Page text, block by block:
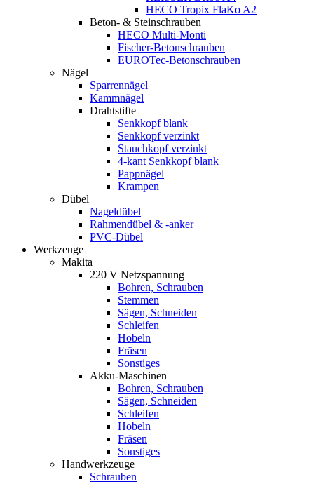
HECO Tropix FlaKo A2
Beton- & Steinschrauben
HECO Multi-Monti
Fischer-Betonschrauben
EUROTec-Betonschrauben
Nägel
Sparrennägel
Kammnägel
Drahtstifte
Senkkopf blank
Senkkopf verzinkt
Stauchkopf verzinkt
4-kant Senkkopf blank
Pappnägel
Krampen
Dübel
Nageldübel
Rahmendübel & -anker
PVC-Dübel
Werkzeuge
Makita
220 V Netzspannung
Bohren, Schrauben
Stemmen
Sägen, Schneiden
Schleifen
Hobeln
Fräsen
Sonstiges
Akku-Maschinen
Bohren, Schrauben
Sägen, Schneiden
Schleifen
Hobeln
Fräsen
Sonstiges
Handwerkzeuge
Schrauben